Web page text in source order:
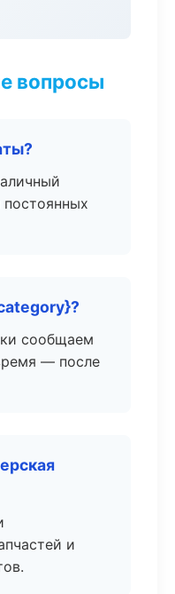
вопросы
постоянных
сообщаем
— после
и